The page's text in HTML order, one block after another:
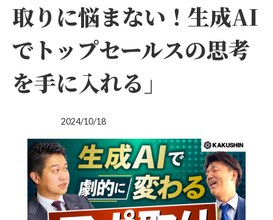
取りに悩まない！生成AI
でトップセールスの思考
を手に入れる」
2024/10/18